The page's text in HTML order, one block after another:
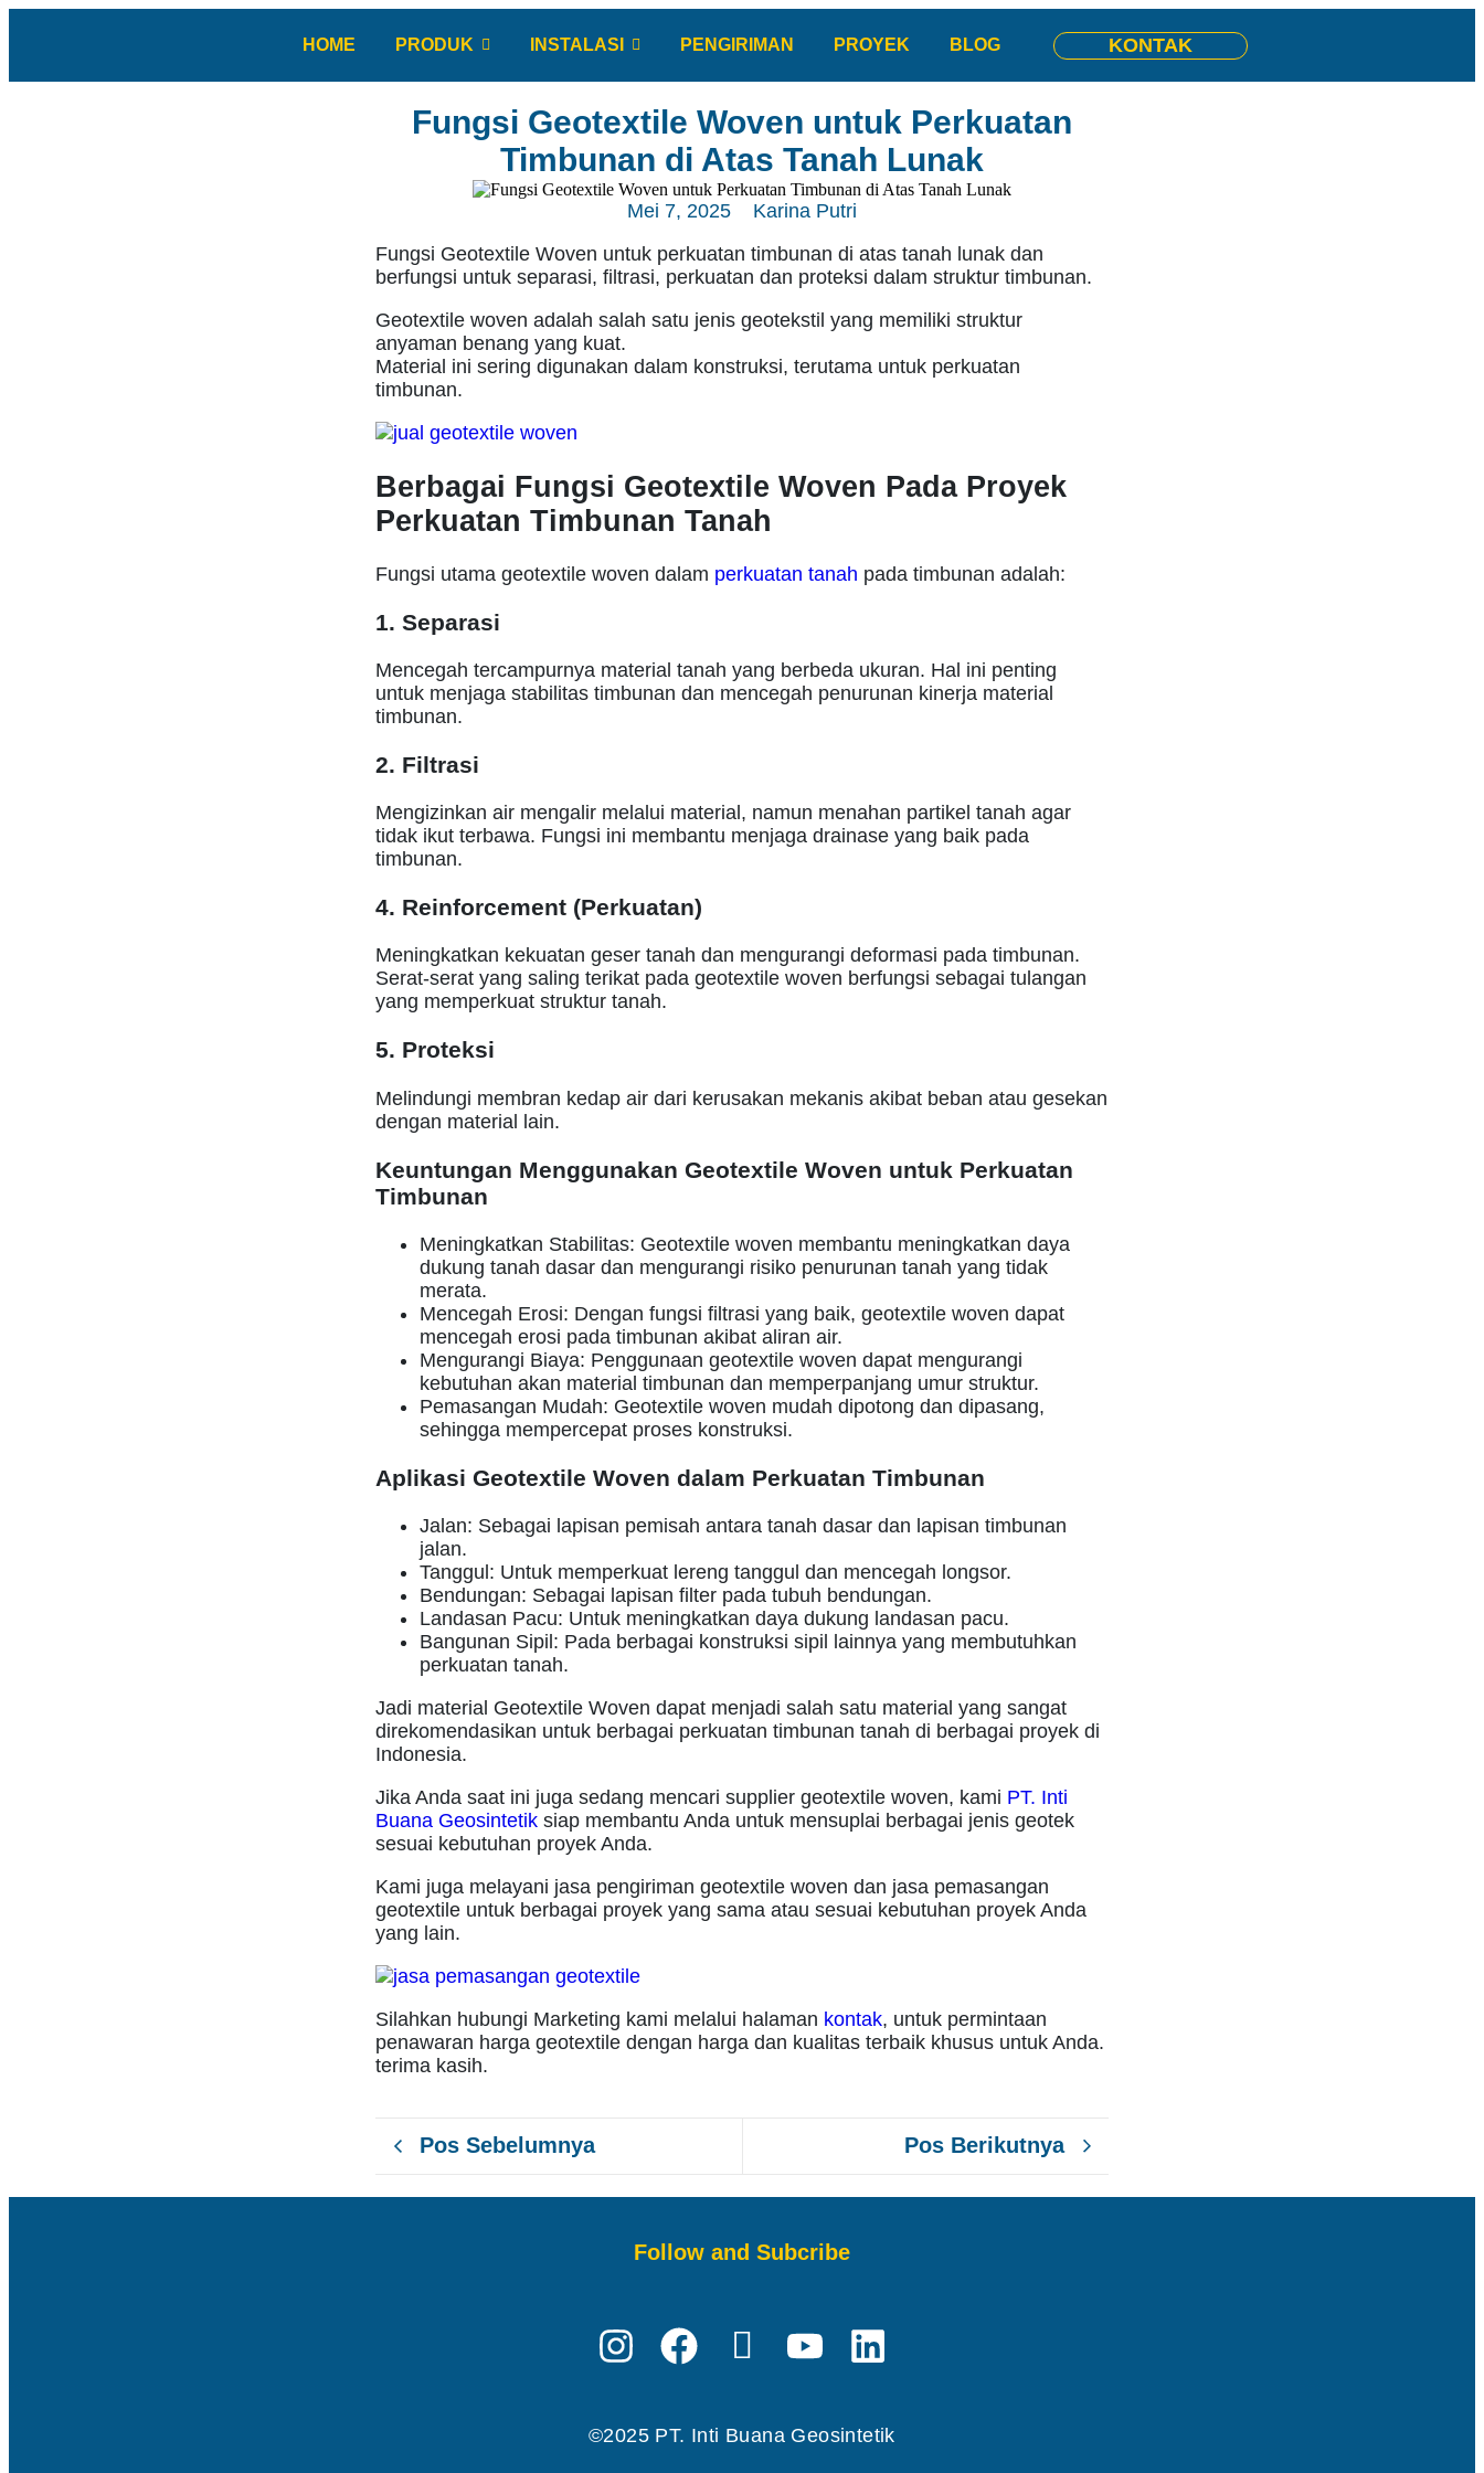
HOME PRODUK INSTALASI PENGIRIMAN PROYEK BLOG KONTAK
Fungsi Geotextile Woven untuk Perkuatan
Timbunan di Atas Tanah Lunak
Mei 7, 2025
Karina Putri
Fungsi Geotextile Woven untuk perkuatan timbunan di atas tanah lunak dan
berfungsi untuk separasi, filtrasi, perkuatan dan proteksi dalam struktur timbunan.
Geotextile woven adalah salah satu jenis geotekstil yang memiliki struktur
anyaman benang yang kuat.
Material ini sering digunakan dalam konstruksi, terutama untuk perkuatan
timbunan.
Berbagai Fungsi Geotextile Woven Pada Proyek
Perkuatan Timbunan Tanah
Fungsi utama geotextile woven dalam perkuatan tanah pada timbunan adalah:
1. Separasi
Mencegah tercampurnya material tanah yang berbeda ukuran. Hal ini penting
untuk menjaga stabilitas timbunan dan mencegah penurunan kinerja material
timbunan.
2. Filtrasi
Mengizinkan air mengalir melalui material, namun menahan partikel tanah agar
tidak ikut terbawa. Fungsi ini membantu menjaga drainase yang baik pada
timbunan.
4. Reinforcement (Perkuatan)
Meningkatkan kekuatan geser tanah dan mengurangi deformasi pada timbunan.
Serat-serat yang saling terikat pada geotextile woven berfungsi sebagai tulangan
yang memperkuat struktur tanah.
5. Proteksi
Melindungi membran kedap air dari kerusakan mekanis akibat beban atau gesekan
dengan material lain.
Keuntungan Menggunakan Geotextile Woven untuk Perkuatan
Timbunan
Meningkatkan Stabilitas: Geotextile woven membantu meningkatkan daya
dukung tanah dasar dan mengurangi risiko penurunan tanah yang tidak
merata.
Mencegah Erosi: Dengan fungsi filtrasi yang baik, geotextile woven dapat
mencegah erosi pada timbunan akibat aliran air.
Mengurangi Biaya: Penggunaan geotextile woven dapat mengurangi
kebutuhan akan material timbunan dan memperpanjang umur struktur.
Pemasangan Mudah: Geotextile woven mudah dipotong dan dipasang,
sehingga mempercepat proses konstruksi.
Aplikasi Geotextile Woven dalam Perkuatan Timbunan
Jalan: Sebagai lapisan pemisah antara tanah dasar dan lapisan timbunan
jalan.
Tanggul: Untuk memperkuat lereng tanggul dan mencegah longsor.
Bendungan: Sebagai lapisan filter pada tubuh bendungan.
Landasan Pacu: Untuk meningkatkan daya dukung landasan pacu.
Bangunan Sipil: Pada berbagai konstruksi sipil lainnya yang membutuhkan
perkuatan tanah.
Jadi material Geotextile Woven dapat menjadi salah satu material yang sangat
direkomendasikan untuk berbagai perkuatan timbunan tanah di berbagai proyek di
Indonesia.
Jika Anda saat ini juga sedang mencari supplier geotextile woven, kami PT. Inti
Buana Geosintetik siap membantu Anda untuk mensuplai berbagai jenis geotek
sesuai kebutuhan proyek Anda.
Kami juga melayani jasa pengiriman geotextile woven dan jasa pemasangan
geotextile untuk berbagai proyek yang sama atau sesuai kebutuhan proyek Anda
yang lain.
Silahkan hubungi Marketing kami melalui halaman kontak, untuk permintaan
penawaran harga geotextile dengan harga dan kualitas terbaik khusus untuk Anda.
terima kasih.
Pos Sebelumnya Pos Berikutnya
Follow and Subcribe
©2025 PT. Inti Buana Geosintetik